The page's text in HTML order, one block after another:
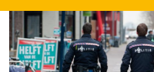
Vorig uur uur 1 van